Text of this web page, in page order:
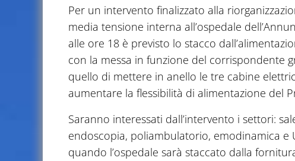
Per un intervento finalizzato alla
media tensione interna all’ospedale
alle ore 18 è previsto lo stacco
con la messa in funzione del corrispondente
quello di mettere in anello le tre cabine
aumentare la flessibilità di alimentazione del
Saranno interessati dall’intervento i settori:
endoscopia, poliambulatorio, emodinamica e
quando l’ospedale sarà staccato dalla